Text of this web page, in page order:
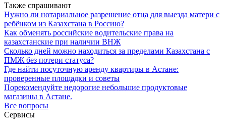
Также спрашивают
Нужно ли нотариальное разрешение отца для выезда матери с
ребёнком из Казахстана в Россию?
Как обменять российские водительские права на
казахстанские при наличии ВНЖ
Сколько дней можно находиться за пределами Казахстана с
ПМЖ без потери статуса?
Где найти посуточную аренду квартиры в Астане:
проверенные площадки и советы
Порекомендуйте недорогие небольшие продуктовые
магазины в Астане.
Все вопросы
Сервисы